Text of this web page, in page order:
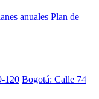
anuales Plan de
120 Bogotá: Calle 74